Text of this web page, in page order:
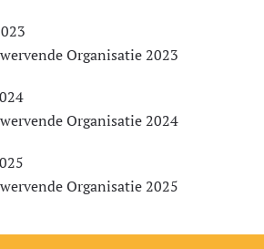
Organisatie 2023
Organisatie 2024
Organisatie 2025